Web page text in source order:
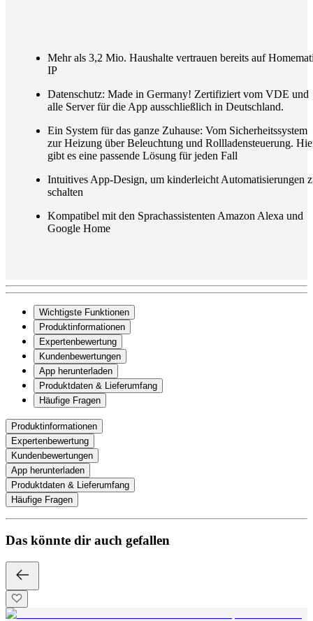
Mehr als 3,2 Mio. Haushalte vertrauen bereits auf
IP
Datenschutz: Made in Germany! Zertifiziert vom VDE und
alle Server für die App ausschließlich in Deutschland.
Ein System für das ganze Zuhause: Vom Sicherheitssystem
zur Heizung über Beleuchtung und Rollladensteuerung.
gibt es eine passende Lösung für jeden Fall
Intuitives App-Design, um kinderleicht Automatisierungen
schalten
Kompatibel mit den Sprachassistenten Amazon Alexa und
Google Home
Wichtigste Funktionen
Produktinformationen
Expertenbewertung
Kundenbewertungen
App herunterladen
Produktdaten & Lieferumfang
Häufige Fragen
Produktinformationen
Expertenbewertung
Kundenbewertungen
App herunterladen
Produktdaten & Lieferumfang
Häufige Fragen
Das könnte dir auch gefallen